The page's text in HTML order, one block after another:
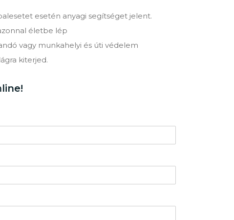
esetén anyagi segítséget jelent.
életbe lép
vagy munkahelyi és úti védelem
kiterjed.